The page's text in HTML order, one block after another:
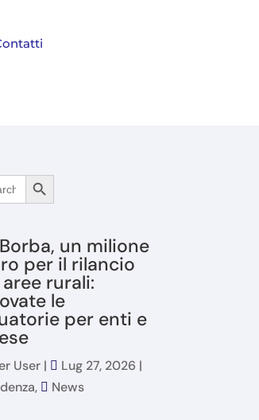
il Consiglio di Amministrazione
Search Button
un milione
per il rilancio
rurali:
le
per enti e
User| Lug 27, 2026 |
, News